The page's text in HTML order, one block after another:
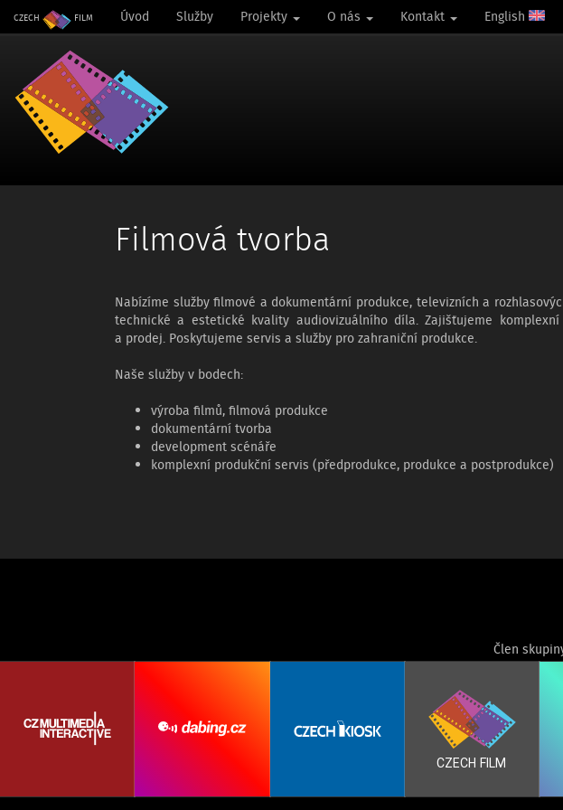
CZECH FILM Úvod Služby Projekty O nás Kontakt English
Filmová tvorba
Nabízíme služby filmové a dokumentární produkce, televizních a
technické a estetické kvality audiovizuálního díla. Zajišťujeme
a prodej. Poskytujeme servis a služby pro zahraniční produkce.
Naše služby v bodech:
výroba filmů, filmová produkce
dokumentární tvorba
development scénáře
komplexní produkční servis (předprodukce, produkce a postprodukce)
Člen